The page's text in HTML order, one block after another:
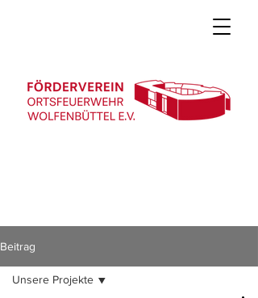
Beitrag
Unsere Projekte